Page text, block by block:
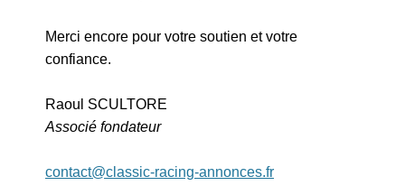
Merci encore pour votre soutien et votre
confiance.
Raoul SCULTORE
Associé fondateur
contact@classic-racing-annonces.fr